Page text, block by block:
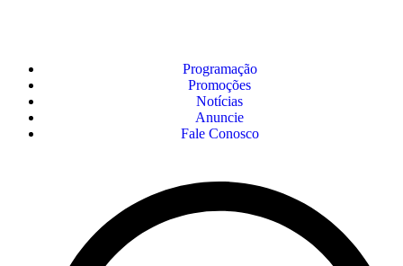
Programação
Promoções
Notícias
Anuncie
Fale Conosco